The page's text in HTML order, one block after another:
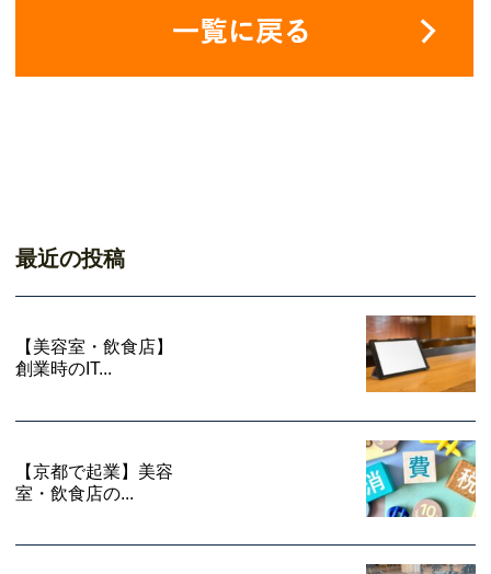
最近の投稿
【美容室・飲食店】
創業時のIT...
【京都で起業】美容
室・飲食店の...